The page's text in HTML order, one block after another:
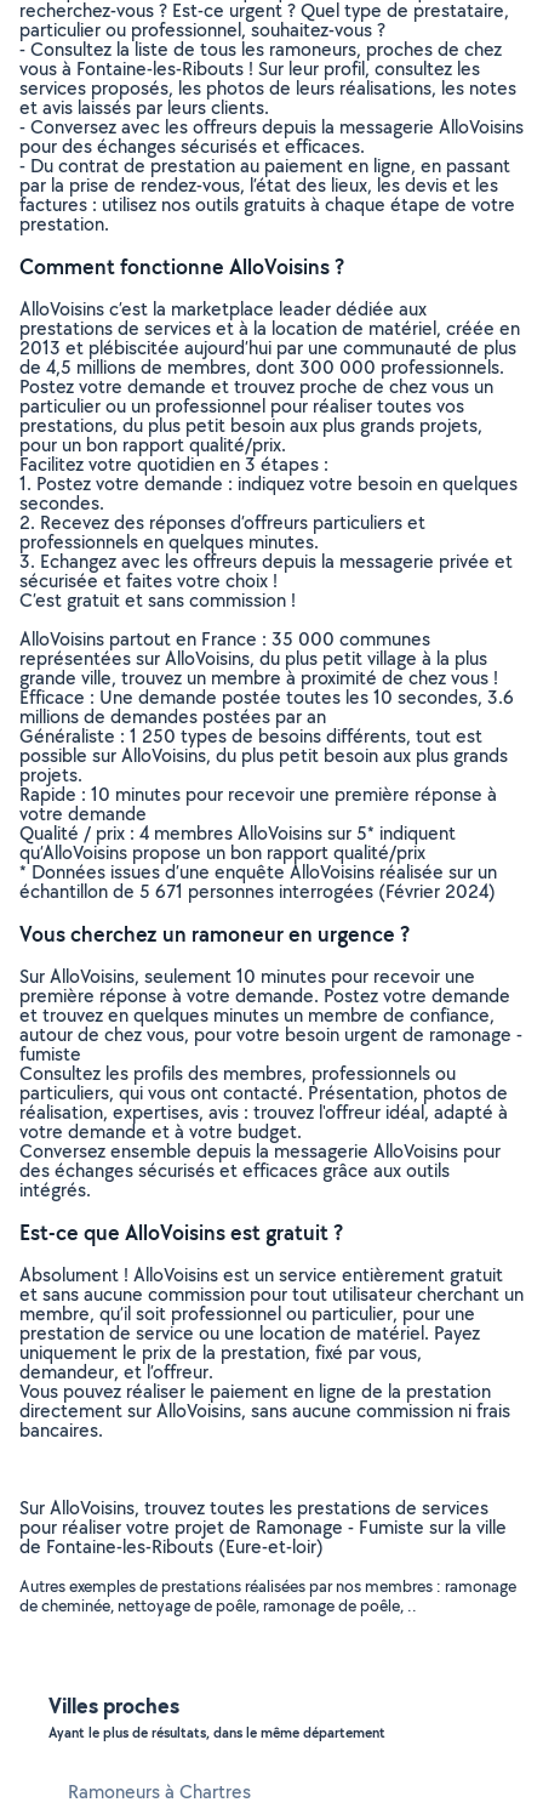
recherchez-vous ? Est-ce urgent ? Quel type de prestataire,
particulier ou professionnel, souhaitez-vous ?
- Consultez la liste de tous les ramoneurs, proches de chez
vous à Fontaine-les-Ribouts ! Sur leur profil, consultez les
services proposés, les photos de leurs réalisations, les notes
et avis laissés par leurs clients.
- Conversez avec les offreurs depuis la messagerie AlloVoisins
pour des échanges sécurisés et efficaces.
- Du contrat de prestation au paiement en ligne, en passant
par la prise de rendez-vous, l’état des lieux, les devis et les
factures : utilisez nos outils gratuits à chaque étape de votre
prestation.
Comment fonctionne AlloVoisins ?
AlloVoisins c’est la marketplace leader dédiée aux
prestations de services et à la location de matériel, créée en
2013 et plébiscitée aujourd’hui par une communauté de plus
de 4,5 millions de membres, dont 300 000 professionnels.
Postez votre demande et trouvez proche de chez vous un
particulier ou un professionnel pour réaliser toutes vos
prestations, du plus petit besoin aux plus grands projets,
pour un bon rapport qualité/prix.
Facilitez votre quotidien en 3 étapes :
1. Postez votre demande : indiquez votre besoin en quelques
secondes.
2. Recevez des réponses d’offreurs particuliers et
professionnels en quelques minutes.
3. Echangez avec les offreurs depuis la messagerie privée et
sécurisée et faites votre choix !
C’est gratuit et sans commission !
AlloVoisins partout en France : 35 000 communes
représentées sur AlloVoisins, du plus petit village à la plus
grande ville, trouvez un membre à proximité de chez vous !
Efficace : Une demande postée toutes les 10 secondes, 3.6
millions de demandes postées par an
Généraliste : 1 250 types de besoins différents, tout est
possible sur AlloVoisins, du plus petit besoin aux plus grands
projets.
Rapide : 10 minutes pour recevoir une première réponse à
votre demande
Qualité / prix : 4 membres AlloVoisins sur 5* indiquent
qu’AlloVoisins propose un bon rapport qualité/prix
* Données issues d’une enquête AlloVoisins réalisée sur un
échantillon de 5 671 personnes interrogées (Février 2024)
Vous cherchez un ramoneur en urgence ?
Sur AlloVoisins, seulement 10 minutes pour recevoir une
première réponse à votre demande. Postez votre demande
et trouvez en quelques minutes un membre de confiance,
autour de chez vous, pour votre besoin urgent de ramonage -
fumiste
Consultez les profils des membres, professionnels ou
particuliers, qui vous ont contacté. Présentation, photos de
réalisation, expertises, avis : trouvez l'offreur idéal, adapté à
votre demande et à votre budget.
Conversez ensemble depuis la messagerie AlloVoisins pour
des échanges sécurisés et efficaces grâce aux outils
intégrés.
Est-ce que AlloVoisins est gratuit ?
Absolument ! AlloVoisins est un service entièrement gratuit
et sans aucune commission pour tout utilisateur cherchant un
membre, qu’il soit professionnel ou particulier, pour une
prestation de service ou une location de matériel. Payez
uniquement le prix de la prestation, fixé par vous,
demandeur, et l’offreur.
Vous pouvez réaliser le paiement en ligne de la prestation
directement sur AlloVoisins, sans aucune commission ni frais
bancaires.
Sur AlloVoisins, trouvez toutes les prestations de services
pour réaliser votre projet de Ramonage - Fumiste sur la ville
de Fontaine-les-Ribouts (Eure-et-loir)
Autres exemples de prestations réalisées par nos membres : ramonage
de cheminée, nettoyage de poêle, ramonage de poêle, ..
Villes proches
Ayant le plus de résultats, dans le même département
Ramoneurs à Chartres